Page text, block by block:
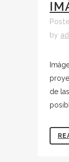
by
de